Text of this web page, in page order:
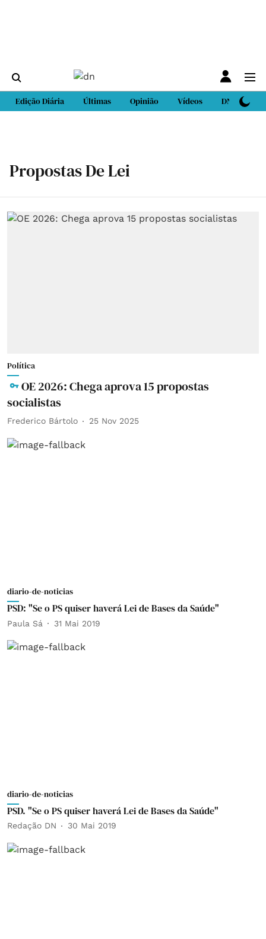
Edição Diária Últimas Opinião Vídeos DN Sport
Propostas De Lei
Política
OE 2026: Chega aprova 15 propostas
socialistas
Frederico Bártolo 25 Nov 2025
diario-de-noticias
PSD: "Se o PS quiser haverá Lei de Bases da Saúde"
Paula Sá 31 Mai 2019
diario-de-noticias
PSD. "Se o PS quiser haverá Lei de Bases da Saúde"
Redação DN 30 Mai 2019